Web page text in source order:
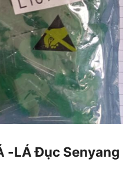
-LÁ Đục Senyang